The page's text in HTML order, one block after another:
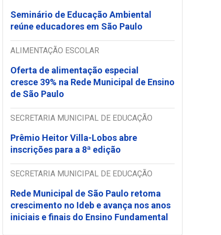
Seminário de Educação Ambiental
reúne educadores em São Paulo
ALIMENTAÇÃO ESCOLAR
Oferta de alimentação especial
cresce 39% na Rede Municipal de Ensino
de São Paulo
SECRETARIA MUNICIPAL DE EDUCAÇÃO
Prêmio Heitor Villa-Lobos abre
inscrições para a 8ª edição
SECRETARIA MUNICIPAL DE EDUCAÇÃO
Rede Municipal de São Paulo retoma
crescimento no Ideb e avança nos anos
iniciais e finais do Ensino Fundamental